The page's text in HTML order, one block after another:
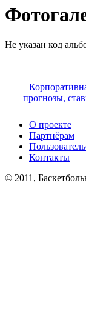
Не указан код
прогнозы,
О проекте
Партнёрам
Контакты
© 2011,